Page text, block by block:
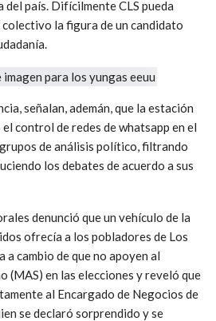
país. Difícilmente CLS pueda
la figura de un candidato
señalan, ademán, que la estación
control de redes de whatsapp en el
de análisis político, filtrando
los debates de acuerdo a sus
denunció que un vehículo de la
ofrecía a los pobladores de Los
a cambio de que no apoyen al
(MAS) en las elecciones y reveló que
al Encargado de Negocios de
se declaró sorprendido y se